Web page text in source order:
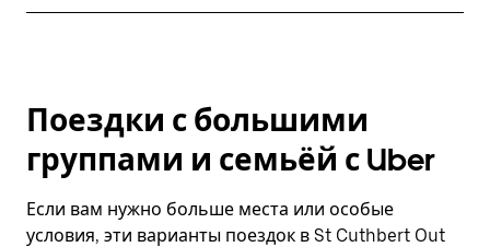
Поездки с большими
группами и семьёй с Uber
Если вам нужно больше места или особые
условия, эти варианты поездок в St Cuthbert Out